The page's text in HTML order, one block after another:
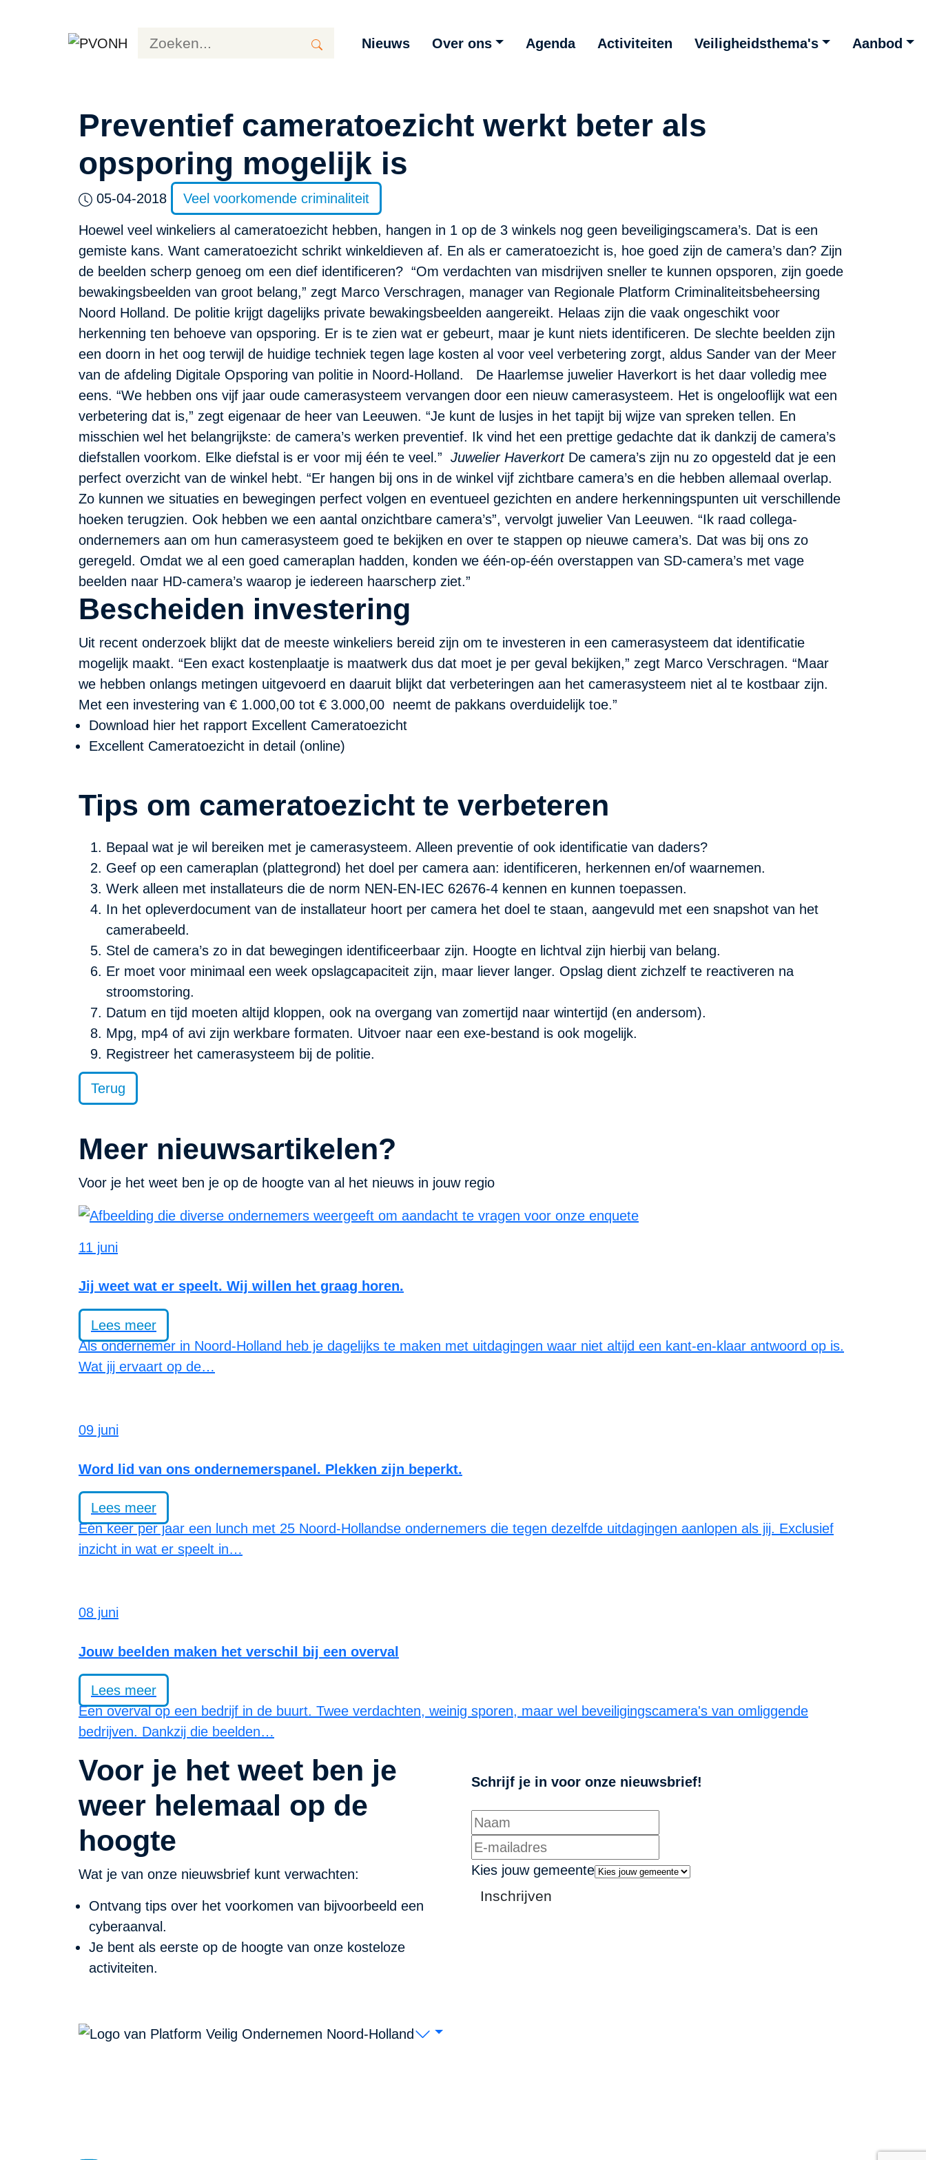
Nieuws Over ons Agenda Activiteiten Veiligheidsthema's Aanbod
Preventief cameratoezicht werkt beter als
opsporing mogelijk is
05-04-2018 Veel voorkomende criminaliteit
Hoewel veel winkeliers al cameratoezicht hebben, hangen in 1 op de 3 winkels nog geen beveiligingscamera’s. Dat is een
gemiste kans. Want cameratoezicht schrikt winkeldieven af. En als er cameratoezicht is, hoe goed zijn de camera’s dan? Zijn
de beelden scherp genoeg om een dief identificeren? “Om verdachten van misdrijven sneller te kunnen opsporen, zijn goede
bewakingsbeelden van groot belang,” zegt Marco Verschragen, manager van Regionale Platform Criminaliteitsbeheersing
Noord Holland. De politie krijgt dagelijks private bewakingsbeelden aangereikt. Helaas zijn die vaak ongeschikt voor
herkenning ten behoeve van opsporing. Er is te zien wat er gebeurt, maar je kunt niets identificeren. De slechte beelden zijn
een doorn in het oog terwijl de huidige techniek tegen lage kosten al voor veel verbetering zorgt, aldus Sander van der Meer
van de afdeling Digitale Opsporing van politie in Noord-Holland. De Haarlemse juwelier Haverkort is het daar volledig mee
eens. “We hebben ons vijf jaar oude camerasysteem vervangen door een nieuw camerasysteem. Het is ongelooflijk wat een
verbetering dat is,” zegt eigenaar de heer van Leeuwen. “Je kunt de lusjes in het tapijt bij wijze van spreken tellen. En
misschien wel het belangrijkste: de camera’s werken preventief. Ik vind het een prettige gedachte dat ik dankzij de camera’s
diefstallen voorkom. Elke diefstal is er voor mij één te veel.” Juwelier HaverkortDe camera’s zijn nu zo opgesteld dat je een
perfect overzicht van de winkel hebt. “Er hangen bij ons in de winkel vijf zichtbare camera’s en die hebben allemaal overlap.
Zo kunnen we situaties en bewegingen perfect volgen en eventueel gezichten en andere herkenningspunten uit verschillende
hoeken terugzien. Ook hebben we een aantal onzichtbare camera’s”, vervolgt juwelier Van Leeuwen. “Ik raad collega-
ondernemers aan om hun camerasysteem goed te bekijken en over te stappen op nieuwe camera’s. Dat was bij ons zo
geregeld. Omdat we al een goed cameraplan hadden, konden we één-op-één overstappen van SD-camera’s met vage
beelden naar HD-camera’s waarop je iedereen haarscherp ziet.”
Bescheiden investering
Uit recent onderzoek blijkt dat de meeste winkeliers bereid zijn om te investeren in een camerasysteem dat identificatie
mogelijk maakt. “Een exact kostenplaatje is maatwerk dus dat moet je per geval bekijken,” zegt Marco Verschragen. “Maar
we hebben onlangs metingen uitgevoerd en daaruit blijkt dat verbeteringen aan het camerasysteem niet al te kostbaar zijn.
Met een investering van € 1.000,00 tot € 3.000,00 neemt de pakkans overduidelijk toe.”
Download hier het rapport Excellent Cameratoezicht
Excellent Cameratoezicht in detail (online)
Tips om cameratoezicht te verbeteren
Bepaal wat je wil bereiken met je camerasysteem. Alleen preventie of ook identificatie van daders?
Geef op een cameraplan (plattegrond) het doel per camera aan: identificeren, herkennen en/of waarnemen.
Werk alleen met installateurs die de norm NEN-EN-IEC 62676-4 kennen en kunnen toepassen.
In het opleverdocument van de installateur hoort per camera het doel te staan, aangevuld met een snapshot van het
camerabeeld.
Stel de camera’s zo in dat bewegingen identificeerbaar zijn. Hoogte en lichtval zijn hierbij van belang.
Er moet voor minimaal een week opslagcapaciteit zijn, maar liever langer. Opslag dient zichzelf te reactiveren na
stroomstoring.
Datum en tijd moeten altijd kloppen, ook na overgang van zomertijd naar wintertijd (en andersom).
Mpg, mp4 of avi zijn werkbare formaten. Uitvoer naar een exe-bestand is ook mogelijk.
Registreer het camerasysteem bij de politie.
Terug
Meer nieuwsartikelen?
Voor je het weet ben je op de hoogte van al het nieuws in jouw regio
11 juni
Jij weet wat er speelt. Wij willen het graag horen.
Lees meer
Als ondernemer in Noord-Holland heb je dagelijks te maken met uitdagingen waar niet altijd een kant-en-klaar antwoord op is.
Wat jij ervaart op de…
09 juni
Word lid van ons ondernemerspanel. Plekken zijn beperkt.
Lees meer
Eén keer per jaar een lunch met 25 Noord-Hollandse ondernemers die tegen dezelfde uitdagingen aanlopen als jij. Exclusief
inzicht in wat er speelt in…
08 juni
Jouw beelden maken het verschil bij een overval
Lees meer
Een overval op een bedrijf in de buurt. Twee verdachten, weinig sporen, maar wel beveiligingscamera's van omliggende
bedrijven. Dankzij die beelden…
Voor je het weet ben je
weer helemaal op de
hoogte
Wat je van onze nieuwsbrief kunt verwachten:
Ontvang tips over het voorkomen van bijvoorbeeld een
cyberaanval.
Je bent als eerste op de hoogte van onze kosteloze
activiteiten.
Schrijf je in voor onze nieuwsbrief!
Kies jouw gemeente
Inschrijven